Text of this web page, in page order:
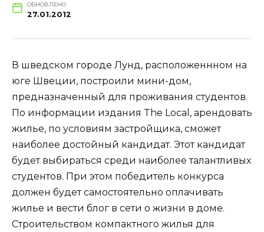
ОБНОВЛЕНО
27.01.2012
В шведском городе Лунд, расположеннном на
юге Швеции, построили мини-дом,
предназначенный для проживания студентов.
По информации издания The Local, арендовать
жилье, по условиям застройщика, сможет
наиболее достойный кандидат. Этот кандидат
будет выбираться среди наиболее талантливых
студентов. При этом победитель конкурса
должен будет самостоятельно оплачивать
жилье и вести блог в сети о жизни в доме.
Строительством компактного жилья для